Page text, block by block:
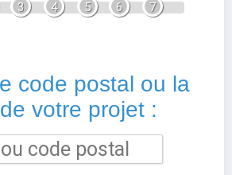
3 4 5 6 7
code postal ou la
votre projet :